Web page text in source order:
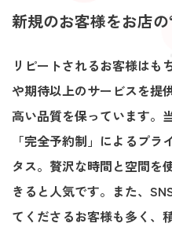
新規のお客様をお店の
リピートされるお客様はも
や期待以上のサービスを提
高い品質を保っています。
「完全予約制」によるプ
タス。贅沢な時間と空間を
きると人気です。また、
てくださるお客様も多く、